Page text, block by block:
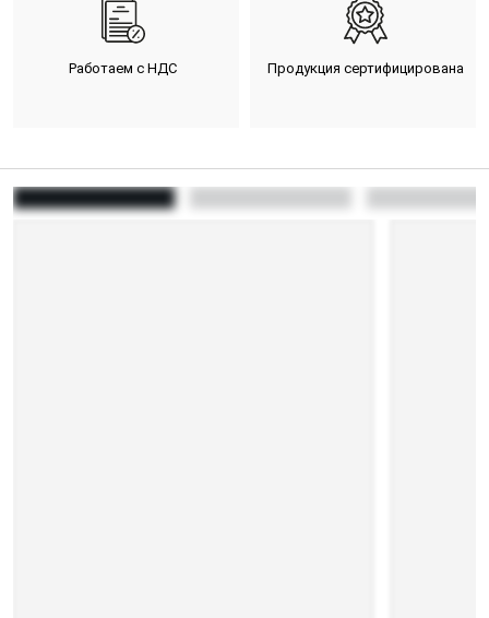
Работаем с НДС Продукция сертифицирована